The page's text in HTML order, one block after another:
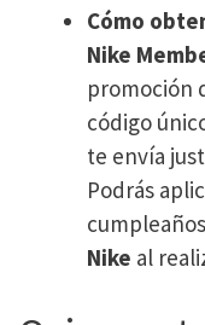
Cómo
Nike
promoción
código
te envía
Podrás
Nike al